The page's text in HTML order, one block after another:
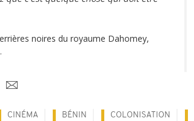
noires du royaume Dahomey,
CINÉMA BÉNIN COLONISATION